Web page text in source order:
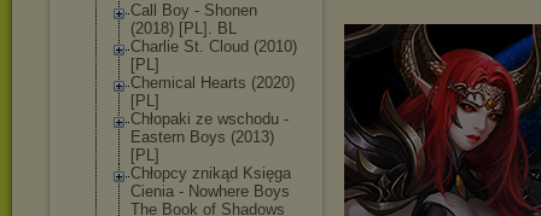
Call Boy - Shonen
(2018) [PL]. BL
Charlie St. Cloud (2010)
[PL]
Chemical Hearts (2020)
[PL]
Chłopaki ze wschodu -
Eastern Boys (2013)
[PL]
Chłopcy znikąd Księga
Cienia - Nowhere Boys
The Book of Shadows